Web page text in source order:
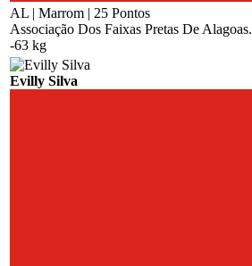
AL | Marrom | 25 Pontos
Associação Dos Faixas Pretas De Alagoas.
-63 kg
Evilly Silva